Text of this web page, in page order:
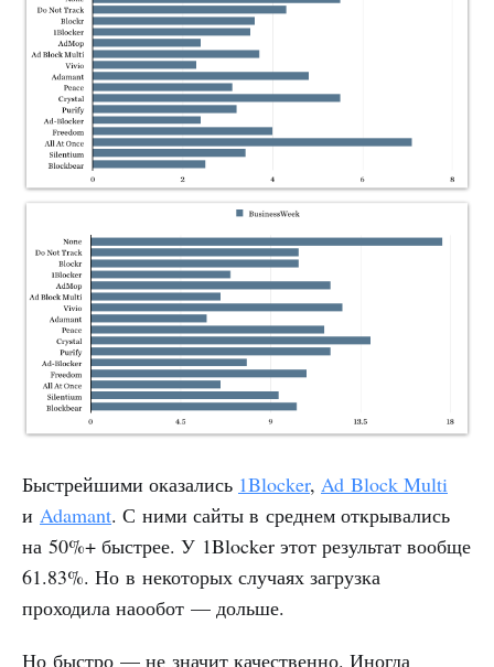
Быстрейшими оказались 1Blocker, Ad Block Multi
и Adamant. С ними сайты в среднем открывались
на 50%+ быстрее. У 1Blocker этот результат вообще
61.83%. Но в некоторых случаях загрузка
проходила наообот — дольше.
Но быстро — не значит качественно. Иногда